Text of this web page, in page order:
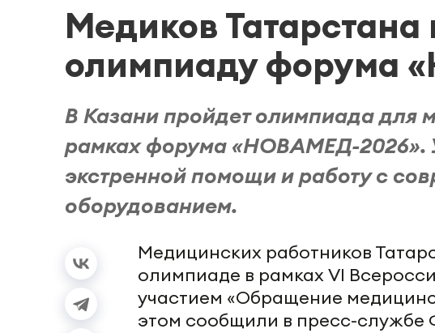
Медиков
олимпиаду форума
В Казани пройдет олимпиада для
рамках форума «НОВАМЕД-2026».
экстренной помощи и работу с
оборудованием.
Медицинских работников
олимпиаде в рамках VI
участием «Обращение
этом сообщили в пресс-